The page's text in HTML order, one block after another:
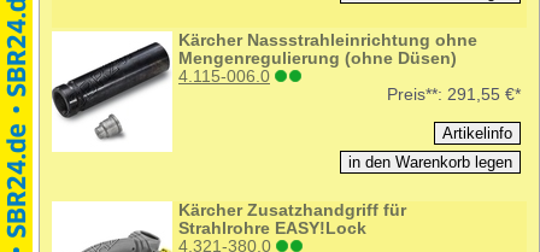
Kärcher Nassstrahleinrichtung ohne
Mengenregulierung (ohne Düsen)
4.115-006.0
Preis**: 291,55 €*
Kärcher Zusatzhandgriff für
Strahlrohre EASY!Lock
4.321-380.0